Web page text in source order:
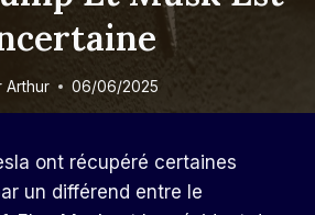
Arthur 06/06/2025
ont récupéré certaines
un différend entre le